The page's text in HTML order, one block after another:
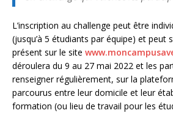
L’inscription au challenge peut être
(jusqu’à 5 étudiants par équipe) et peut
présent sur le site
déroulera du 9 au 27 mai 2022 et les
renseigner régulièrement, sur la
parcourus entre leur domicile et leur
formation (ou lieu de travail pour les